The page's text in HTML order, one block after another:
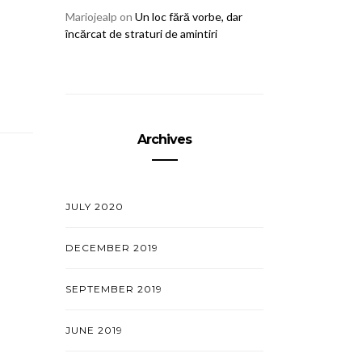
Mariojealp on Un loc fără vorbe, dar
încărcat de straturi de amintiri
Archives
JULY 2020
DECEMBER 2019
SEPTEMBER 2019
JUNE 2019